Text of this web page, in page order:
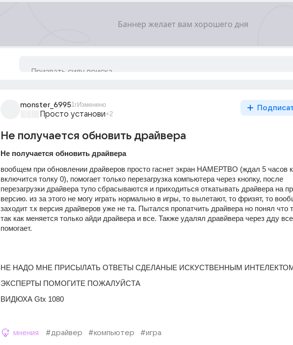
monster_69951гИзменено
Просто установи+2
Не получается обновить драйвера
Не получается обновить драйвера
вообщем при обновлении драйверов просто гаснет экран НАМЕРТВО (ждал 5 часов
включится толку 0), помогает только перезагрузка компьютера через кнопку, после
перезагрузки драйвера тупо сбрасываются и приходиться откатывать драйвера на
версию. из за этого не могу играть нормально в игры, то вылетают, то фризят, то
заходит т.к версия драйверов уже не та. Пытался пропатчить драйвера но понял что
так как меняется только айди драйвера и все. Также удалял дравйвера через дду
помогает.
НЕ НАДО МНЕ ПРИСЫЛАТЬ ОТВЕТЫ СДЕЛАНЫЕ ИСКУСТВЕННЫМ
ЭКСПЕРТЫ ПОМОГИТЕ ПОЖАЛУЙСТА
ВИДЮХА Gtx 1080
мнения #драйвер #компьютер #игра